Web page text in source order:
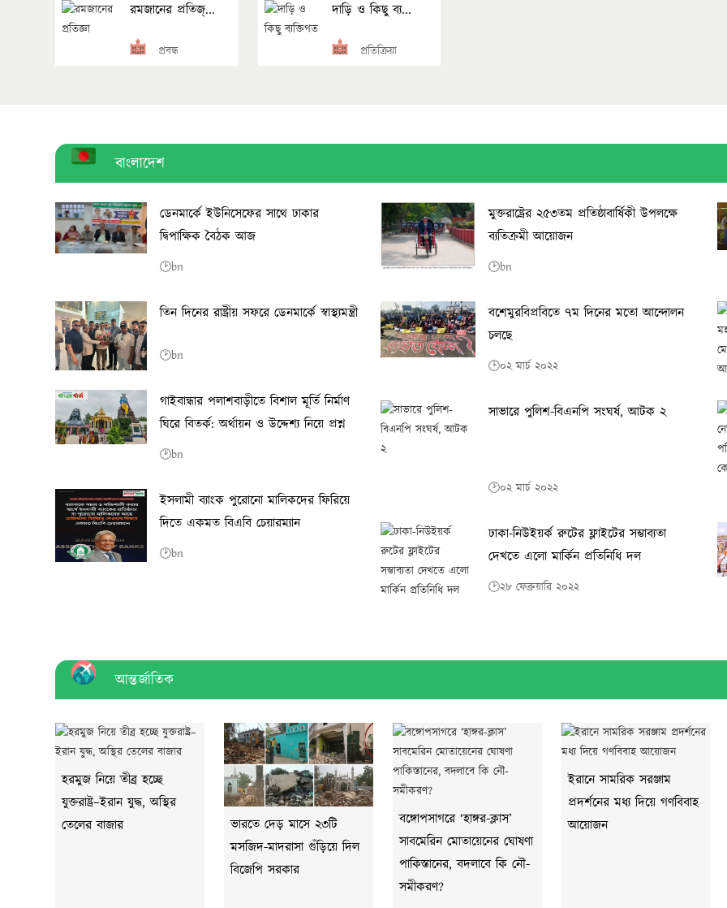
রমজানের প্রতিজ্...
প্রবন্ধ
দাড়ি ও কিছু ব্য...
প্রতিক্রিয়া
বাংলাদেশ
ডেনমার্কে ইউনিসেফের সাথে ঢাকার
দ্বিপাক্ষিক বৈঠক আজ
🕑bn
তিন দিনের রাষ্ট্রীয় সফরে ডেনমার্কে স্বাস্থ্যমন্ত্রী
🕑bn
গাইবান্ধার পলাশবাড়ীতে বিশাল মূর্তি নির্মাণ
ঘিরে বিতর্ক: অর্থায়ন ও উদ্দেশ্য নিয়ে প্রশ্ন
🕑bn
ইসলামী ব্যাংক পুরোনো মালিকদের ফিরিয়ে
দিতে একমত বিএবি চেয়ারম্যান
🕑bn
মুক্তরাষ্ট্রের ২৫৩তম প্রতিষ্ঠাবার্ষিকী উপলক্ষে
ব্যতিক্রমী আয়োজন
🕑bn
বশেমুরবিপ্রবিতে ৭ম দিনের মতো আন্দোলন
চলছে
🕑০২ মার্চ ২০২২
সাভারে পুলিশ-বিএনপি সংঘর্ষ, আটক ২
🕑০২ মার্চ ২০২২
ঢাকা-নিউইয়র্ক রুটের ফ্লাইটের সম্ভাব্যতা
দেখতে এলো মার্কিন প্রতিনিধি দল
🕑২৮ ফেব্রুয়ারি ২০২২
আন্তর্জাতিক
হরমুজ নিয়ে তীব্র হচ্ছে
যুক্তরাষ্ট্র–ইরান যুদ্ধ, অস্থির
তেলের বাজার
ভারতে দেড় মাসে ২৩টি
মসজিদ-মাদরাসা গুঁড়িয়ে দিল
বিজেপি সরকার
বঙ্গোপসাগরে ‘হাঙ্গর-ক্লাস’
সাবমেরিন মোতায়েনের ঘোষণা
পাকিস্তানের, বদলাবে কি নৌ-
সমীকরণ?
ইরানে সামরিক সরঞ্জাম
প্রদর্শনের মধ্য দিয়ে গণবিবাহ
আয়োজন